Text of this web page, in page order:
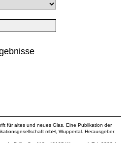
für altes und neues Glas. Eine Publikation der
mbH , Wuppertal. Herausgeber: